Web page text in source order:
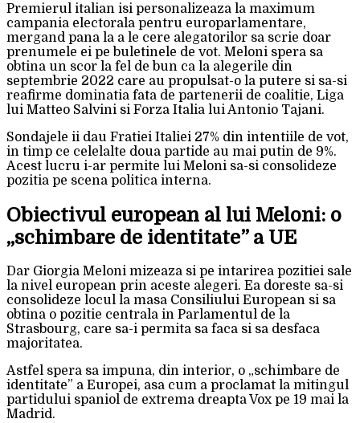
Premierul italian isi personalizeaza la maximum
campania electorala pentru europarlamentare,
mergand pana la a le cere alegatorilor sa scrie doar
prenumele ei pe buletinele de vot. Meloni spera sa
obtina un scor la fel de bun ca la alegerile din
septembrie 2022 care au propulsat-o la putere si sa-si
reafirme dominatia fata de partenerii de coalitie, Liga
lui Matteo Salvini si Forza Italia lui Antonio Tajani.
Sondajele ii dau Fratiei Italiei 27% din intentiile de vot,
in timp ce celelalte doua partide au mai putin de 9%.
Acest lucru i-ar permite lui Meloni sa-si consolideze
pozitia pe scena politica interna.
Obiectivul european al lui Meloni: o
„schimbare de identitate” a UE
Dar Giorgia Meloni mizeaza si pe intarirea pozitiei sale
la nivel european prin aceste alegeri. Ea doreste sa-si
consolideze locul la masa Consiliului European si sa
obtina o pozitie centrala in Parlamentul de la
Strasbourg, care sa-i permita sa faca si sa desfaca
majoritatea.
Astfel spera sa impuna, din interior, o „schimbare de
identitate” a Europei, asa cum a proclamat la mitingul
partidului spaniol de extrema dreapta Vox pe 19 mai la
Madrid.